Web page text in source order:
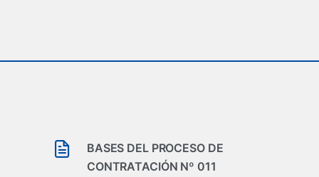
BASES DEL PROCESO DE
CONTRATACIÓN Nº 011